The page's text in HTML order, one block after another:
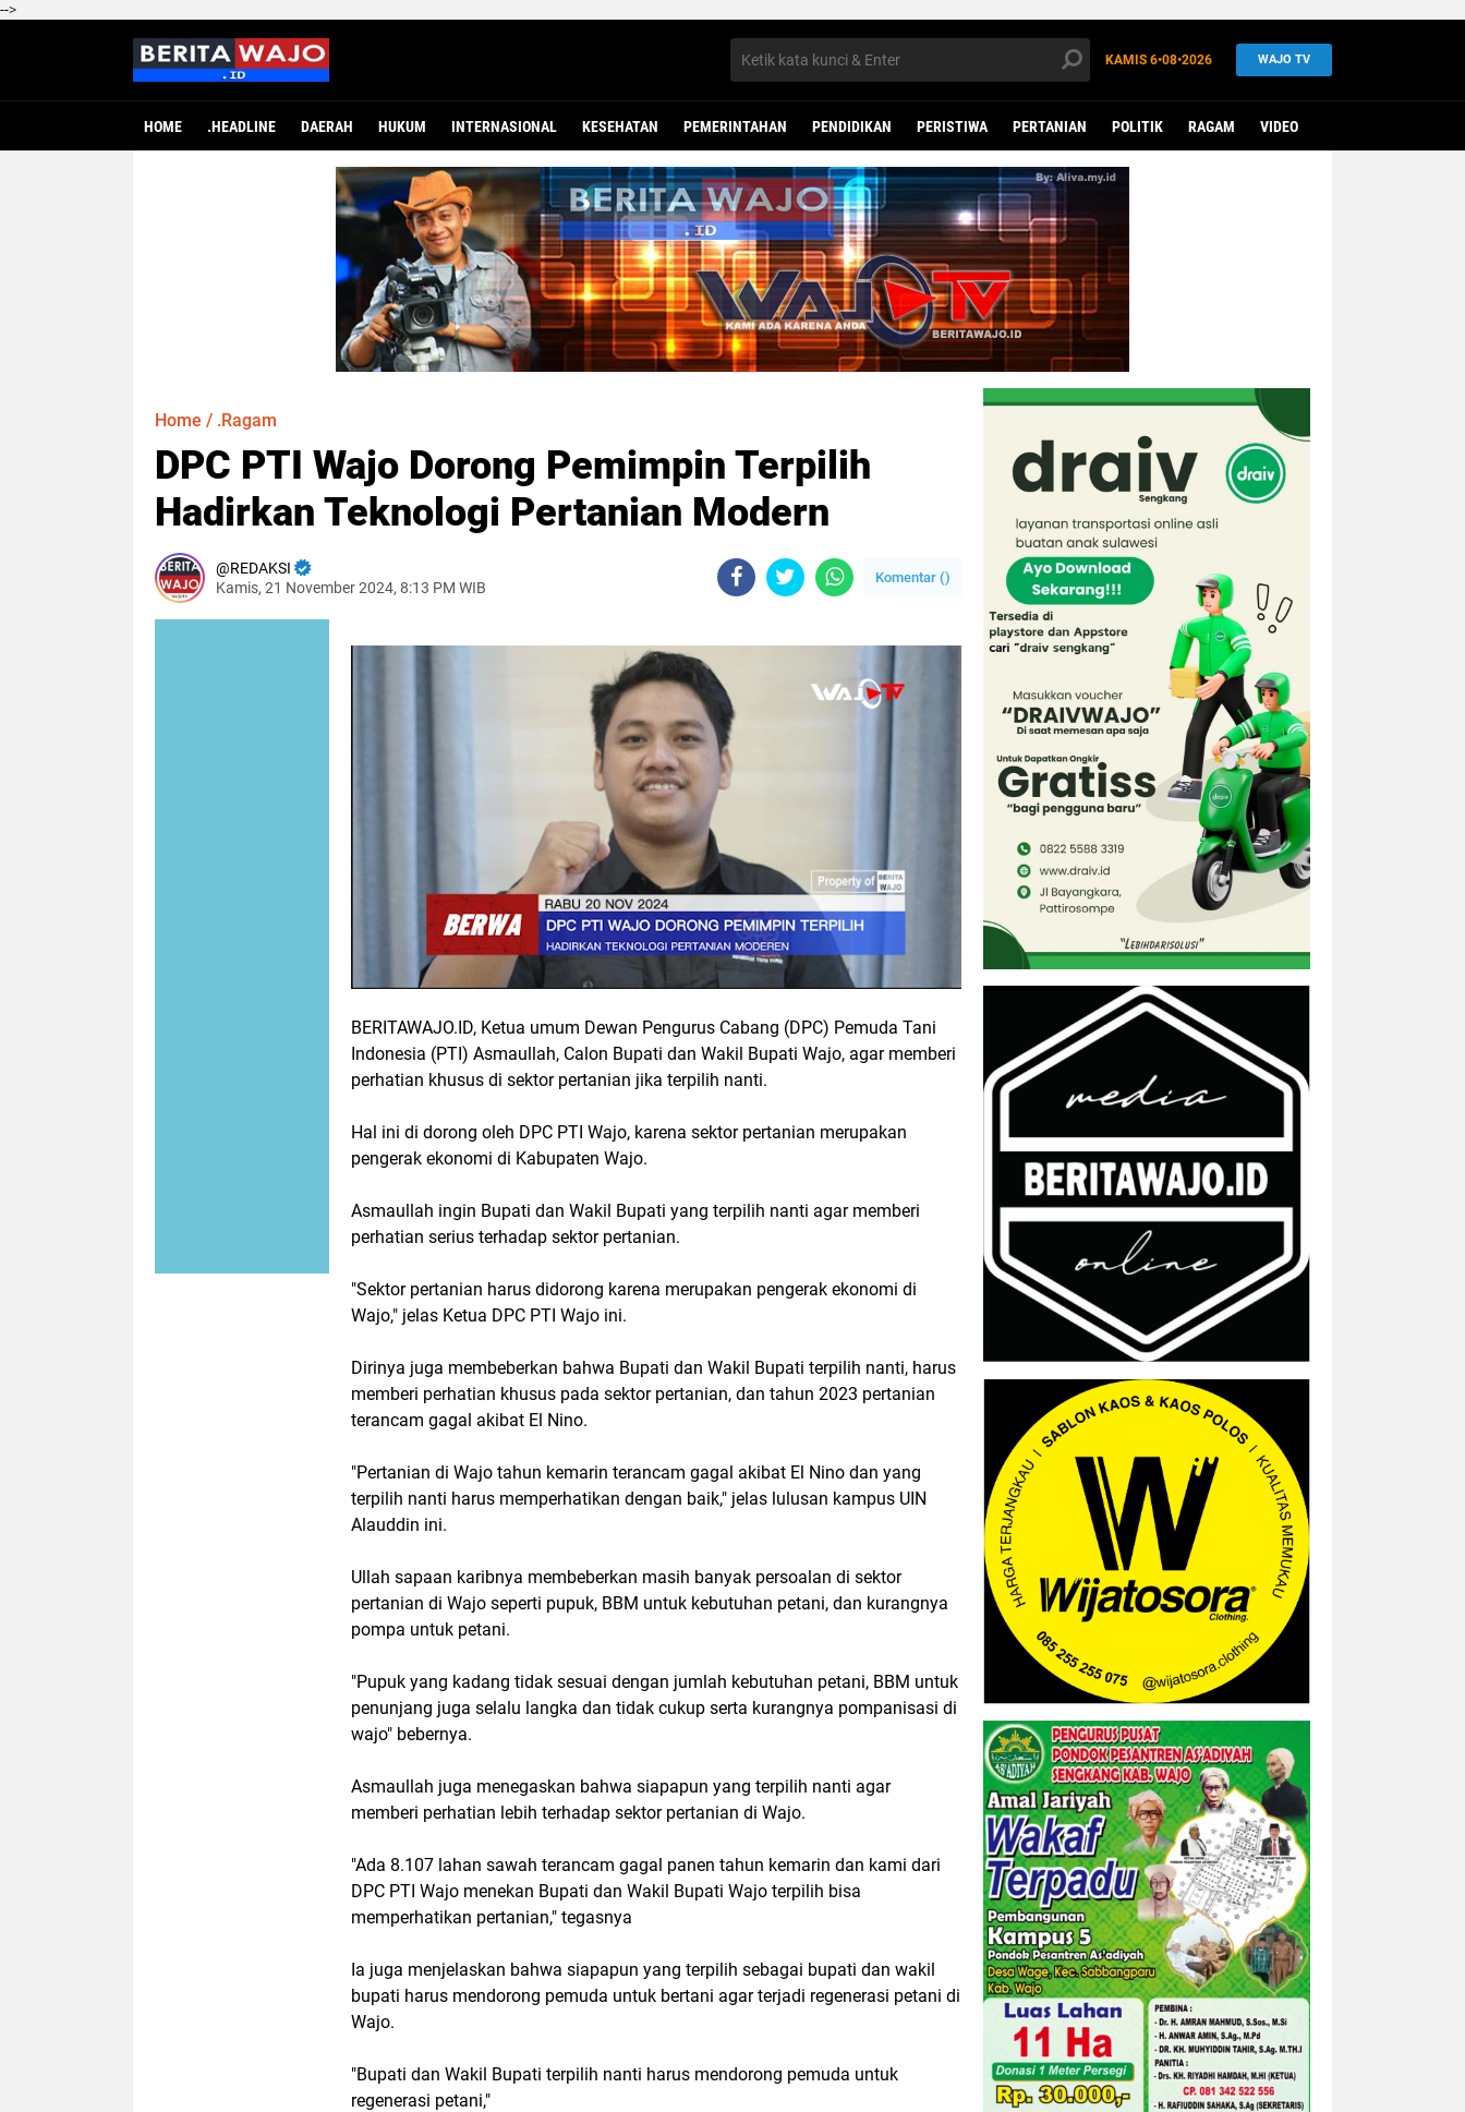
-->
KAMIS 6•08•2026 WAJO TV
HOME .HEADLINE DAERAH HUKUM INTERNASIONAL KESEHATAN PEMERINTAHAN PENDIDIKAN PERISTIWA PERTANIAN POLITIK RAGAM VIDEO
Home / .Ragam
DPC PTI Wajo Dorong Pemimpin Terpilih
Hadirkan Teknologi Pertanian Modern
REDAKSI
Kamis, 21 November 2024, 8:13 PM WIB
Komentar ()
BERITAWAJO.ID, Ketua umum Dewan Pengurus Cabang (DPC) Pemuda Tani
Indonesia (PTI) Asmaullah, Calon Bupati dan Wakil Bupati Wajo, agar memberi
perhatian khusus di sektor pertanian jika terpilih nanti.
Hal ini di dorong oleh DPC PTI Wajo, karena sektor pertanian merupakan
pengerak ekonomi di Kabupaten Wajo.
Asmaullah ingin Bupati dan Wakil Bupati yang terpilih nanti agar memberi
perhatian serius terhadap sektor pertanian.
"Sektor pertanian harus didorong karena merupakan pengerak ekonomi di
Wajo," jelas Ketua DPC PTI Wajo ini.
Dirinya juga membeberkan bahwa Bupati dan Wakil Bupati terpilih nanti, harus
memberi perhatian khusus pada sektor pertanian, dan tahun 2023 pertanian
terancam gagal akibat El Nino.
"Pertanian di Wajo tahun kemarin terancam gagal akibat El Nino dan yang
terpilih nanti harus memperhatikan dengan baik," jelas lulusan kampus UIN
Alauddin ini.
Ullah sapaan karibnya membeberkan masih banyak persoalan di sektor
pertanian di Wajo seperti pupuk, BBM untuk kebutuhan petani, dan kurangnya
pompa untuk petani.
"Pupuk yang kadang tidak sesuai dengan jumlah kebutuhan petani, BBM untuk
penunjang juga selalu langka dan tidak cukup serta kurangnya pompanisasi di
wajo" bebernya.
Asmaullah juga menegaskan bahwa siapapun yang terpilih nanti agar
memberi perhatian lebih terhadap sektor pertanian di Wajo.
"Ada 8.107 lahan sawah terancam gagal panen tahun kemarin dan kami dari
DPC PTI Wajo menekan Bupati dan Wakil Bupati Wajo terpilih bisa
memperhatikan pertanian," tegasnya
Ia juga menjelaskan bahwa siapapun yang terpilih sebagai bupati dan wakil
bupati harus mendorong pemuda untuk bertani agar terjadi regenerasi petani di
Wajo.
"Bupati dan Wakil Bupati terpilih nanti harus mendorong pemuda untuk
regenerasi petani,"